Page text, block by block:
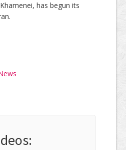
has begun its